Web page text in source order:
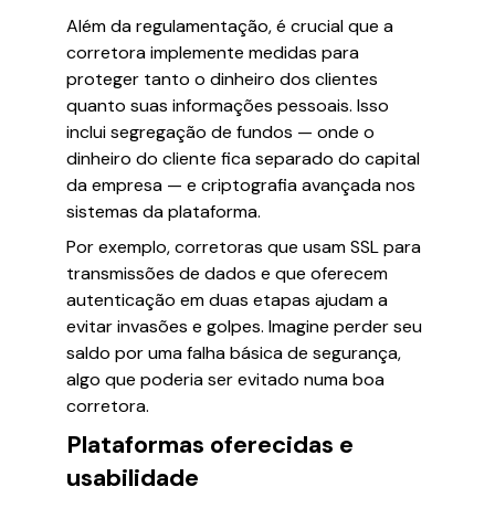
Além da regulamentação, é crucial que a
corretora implemente medidas para
proteger tanto o dinheiro dos clientes
quanto suas informações pessoais. Isso
inclui segregação de fundos — onde o
dinheiro do cliente fica separado do capital
da empresa — e criptografia avançada nos
sistemas da plataforma.
Por exemplo, corretoras que usam SSL para
transmissões de dados e que oferecem
autenticação em duas etapas ajudam a
evitar invasões e golpes. Imagine perder seu
saldo por uma falha básica de segurança,
algo que poderia ser evitado numa boa
corretora.
Plataformas oferecidas e
usabilidade